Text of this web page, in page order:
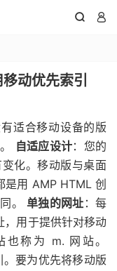
 
动优先索引
适合移动设备的版
自适应设计：您的
化。移动版与桌面
是用 AMP HTML 创
同。单独的网址 ：每
，用于提供针对移动
称为 m. 网站。
要为优先将移动版